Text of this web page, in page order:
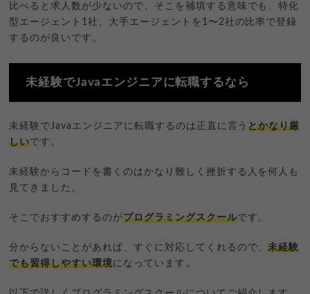
比べると求人数が少ないので、そこを補填する意味でも、特化
型エージェント1社、大手エージェントを1〜2社の比率で登録
するのが良いです。
未経験でJavaエンジニアに転職するなら
未経験でJavaエンジニアに転職するのは正直に言うとかなり厳
しいです。
未経験からコードを書くのはかなり難しく挫折する人を何人も
見てきました。
そこでおすすめするのがプログラミングスクールです。
分からないことがあれば、すぐに対応してくれるので、未経験
でも習得しやすい環境になっています。